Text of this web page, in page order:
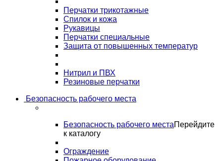
Перчатки трикотажные
Спилок и кожа
Рукавицы
Перчатки специальные
Защита от повышенных температур
Нитрил и ПВХ
Резиновые перчатки
Безопасность рабочего места
Безопасность рабочего местаПерейдите
к каталогу
Ограждение